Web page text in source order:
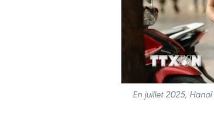
En juillet 2025,